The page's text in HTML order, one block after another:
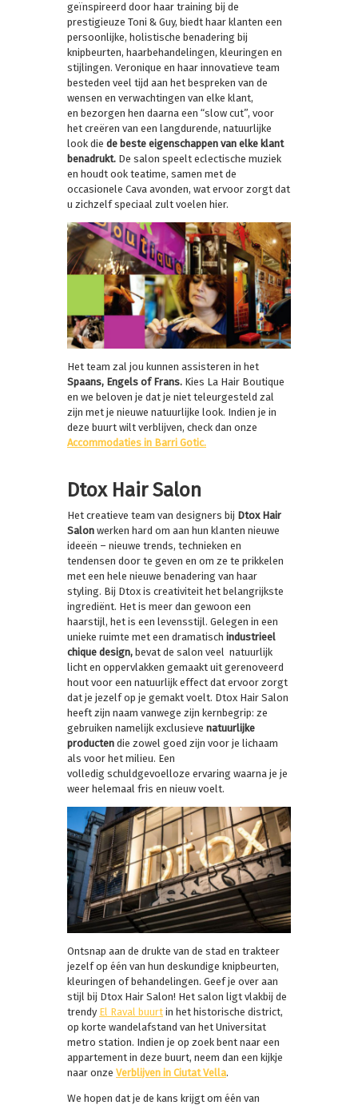
geïnspireerd door haar training bij de
prestigieuze Toni & Guy, biedt haar klanten een
persoonlijke, holistische benadering bij
knipbeurten, haarbehandelingen, kleuringen en
stijlingen. Veronique en haar innovatieve team
besteden veel tijd aan het bespreken van de
wensen en verwachtingen van elke klant,
en bezorgen hen daarna een “slow cut”, voor
het creëren van een langdurende, natuurlijke
look die de beste eigenschappen van elke klant
benadrukt. De salon speelt eclectische muziek
en houdt ook teatime, samen met de
occasionele Cava avonden, wat ervoor zorgt dat
u zichzelf speciaal zult voelen hier.
Het team zal jou kunnen assisteren in het
Spaans, Engels of Frans. Kies La Hair Boutique
en we beloven je dat je niet teleurgesteld zal
zijn met je nieuwe natuurlijke look. Indien je in
deze buurt wilt verblijven, check dan onze
Accommodaties in Barri Gotic.
Dtox Hair Salon
Het creatieve team van designers bij Dtox Hair
Salon werken hard om aan hun klanten nieuwe
ideeën – nieuwe trends, technieken en
tendensen door te geven en om ze te prikkelen
met een hele nieuwe benadering van haar
styling. Bij Dtox is creativiteit het belangrijkste
ingrediënt. Het is meer dan gewoon een
haarstijl, het is een levensstijl. Gelegen in een
unieke ruimte met een dramatisch industrieel
chique design, bevat de salon veel natuurlijk
licht en oppervlakken gemaakt uit gerenoveerd
hout voor een natuurlijk effect dat ervoor zorgt
dat je jezelf op je gemakt voelt. Dtox Hair Salon
heeft zijn naam vanwege zijn kernbegrip: ze
gebruiken namelijk exclusieve natuurlijke
producten die zowel goed zijn voor je lichaam
als voor het milieu. Een
volledig schuldgevoelloze ervaring waarna je je
weer helemaal fris en nieuw voelt.
Ontsnap aan de drukte van de stad en trakteer
jezelf op één van hun deskundige knipbeurten,
kleuringen of behandelingen. Geef je over aan
stijl bij Dtox Hair Salon! Het salon ligt vlakbij de
trendy El Raval buurt in het historische district,
op korte wandelafstand van het Universitat
metro station. Indien je op zoek bent naar een
appartement in deze buurt, neem dan een kijkje
naar onze Verblijven in Ciutat Vella.
We hopen dat je de kans krijgt om één van